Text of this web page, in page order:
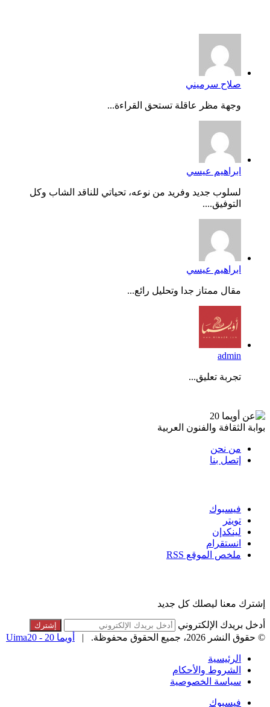
صلاح سرميني
وجهة مظر عاقلة تستحق القراءة...
ابراهيم عيسي
لسلوب جديد وفريد من نوعه، تحياتي للناقد الشاب وكل
التوفيق....
ابراهيم عيسي
مقال ممتاز جدا وتحليل رائع...
admin
تجربة تعليق...
بوابة الثقافة والفنون العربية
من نحن
إتصل بنا
فيسبوك
تويتر
لينكدإن
انستقرام
ملخص الموقع RSS
إشترك معنا ليصلك كل جديد
أدخل بريدك الإلكتروني
© حقوق النشر 2026، جميع الحقوق محفوظة. |
أويما 20 - Uima20
الرئيسية
الشروط والأحكام
سياسة الخصوصية
فيسبوك